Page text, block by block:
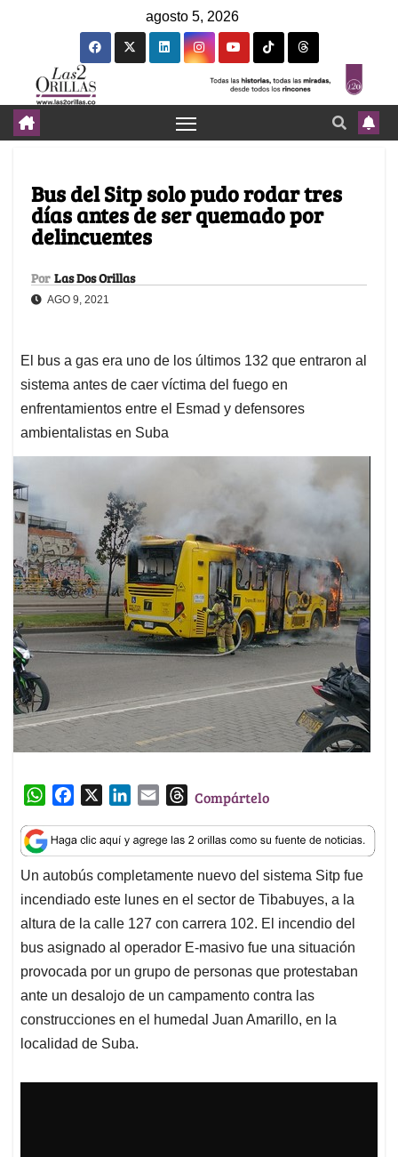
agosto 5, 2026
Bus del Sitp solo pudo rodar tres
días antes de ser quemado por
delincuentes
Por Las Dos Orillas
AGO 9, 2021
El bus a gas era uno de los últimos 132 que entraron al
sistema antes de caer víctima del fuego en
enfrentamientos entre el Esmad y defensores
ambientalistas en Suba
W
a
t
s
A
p
p
c
e
b
o
o
k
n
k
e
d
I
n
a
i
l
T
r
e
a
d
s
Compártelo
Un autobús completamente nuevo del sistema Sitp fue
incendiado este lunes en el sector de Tibabuyes, a la
altura de la calle 127 con carrera 102. El incendio del
bus asignado al operador E-masivo fue una situación
provocada por un grupo de personas que protestaban
ante un desalojo de un campamento contra las
construcciones en el humedal Juan Amarillo, en la
localidad de Suba.